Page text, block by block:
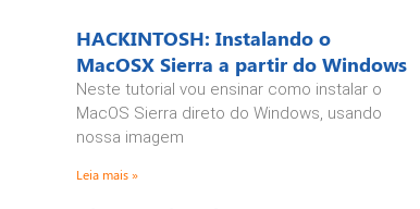
HACKINTOSH: Instalando o
MacOSX Sierra a partir do Windows
Neste tutorial vou ensinar como instalar o
MacOS Sierra direto do Windows, usando
nossa imagem
Leia mais »